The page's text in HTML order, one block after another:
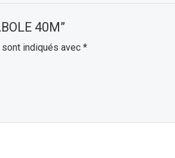
40M”
indiqués avec *